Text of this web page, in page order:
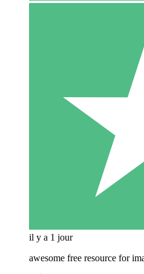
il y a 1 jour
awesome free resource for